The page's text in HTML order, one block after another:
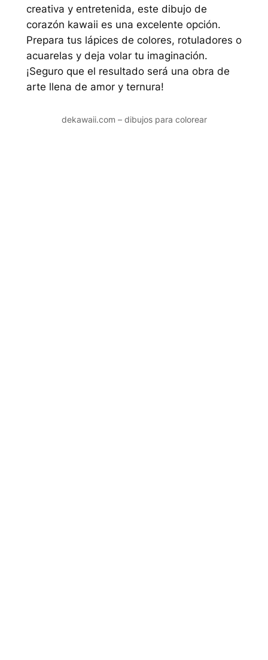
creativa y entretenida, este dibujo de
corazón kawaii es una excelente opción.
Prepara tus lápices de colores, rotuladores o
acuarelas y deja volar tu imaginación.
¡Seguro que el resultado será una obra de
arte llena de amor y ternura!
dekawaii.com – dibujos para colorear